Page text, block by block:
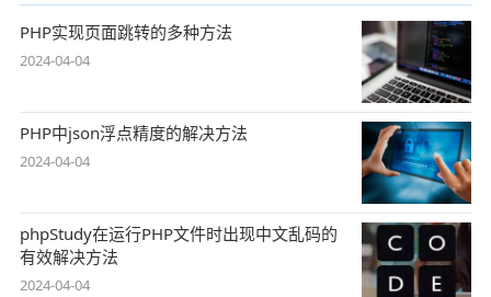
PHP实现页面跳转的多种方法
2024-04-04
PHP中json浮点精度的解决方法
2024-04-04
phpStudy在运行PHP文件时出现中文乱码的
有效解决方法
2024-04-04